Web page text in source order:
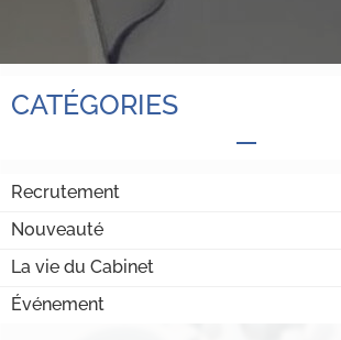
CATÉGORIES
Recrutement
Nouveauté
La vie du Cabinet
Événement